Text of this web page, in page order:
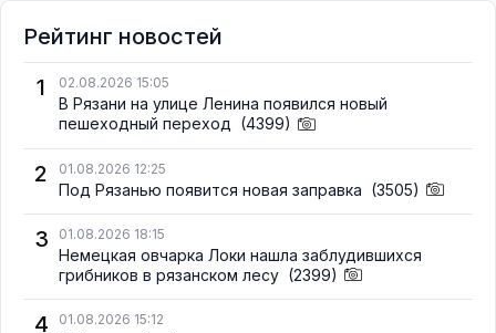
Рейтинг новостей
1
02.08.2026 15:05
В Рязани на улице Ленина появился новый
пешеходный переход (4399)
2 01.08.2026 12:25
Под Рязанью появится новая заправка (3505)
3 01.08.2026 18:15
Немецкая овчарка Локи нашла заблудившихся
грибников в рязанском лесу (2399)
4 01.08.2026 15:12